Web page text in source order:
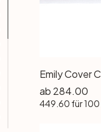
Emily Cover
ab 284.00
449.60 für 100